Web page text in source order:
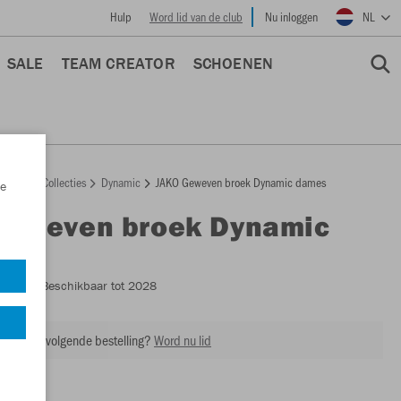
Hulp Word lid van de club Nu inloggen NL
SALE TEAM CREATOR SCHOENEN
Collecties Dynamic JAKO Geweven broek Dynamic dames
Geweven broek Dynamic
- Beschikbaar tot 2028
op je volgende bestelling?Word nu lid